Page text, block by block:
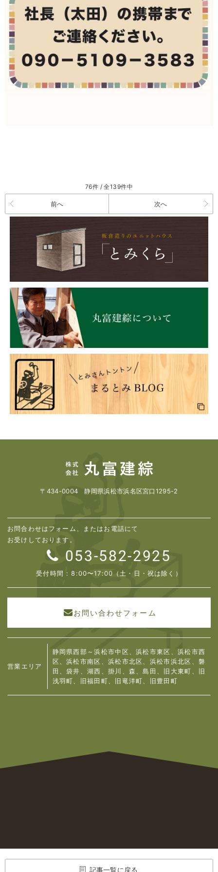
76件 / 全139件中
前へ 次へ
〒434-0004 静岡県浜松市浜名区宮口1295-2
お問合わせはフォーム、またはお電話にて
お受けしております。
053-582-2925
受付時間 : 8:00〜17:00（土・日・祝は除く）
お問い合わせフォーム
営業エリア
静岡県西部～浜松市中区、浜松市東区、浜松市西
区、浜松市南区、浜松市北区、浜松市浜北区、 磐
田、袋井、湖西、掛川、森、島田、旧大東町、旧
浅羽町、旧福田町、旧竜洋町、旧豊田町
記事一覧に戻る